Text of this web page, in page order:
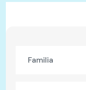
Familia